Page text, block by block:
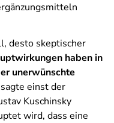
desto skeptischer
haben in
unerwünschte
einst der
Kuschinsky
wird, dass eine